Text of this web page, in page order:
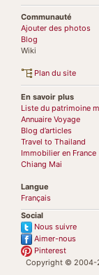
Communauté
Ajouter des photos
Blog
Wiki
Plan du site
En savoir plus
Liste du patrimoine
Annuaire Voyage
Blog d’articles
Travel to Thailand
Immobilier en France
Chiang Mai
Langue
Français
Social
Nous suivre
Aimer-nous
Pinterest
Copyright © 2004-